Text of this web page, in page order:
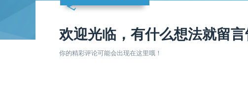
欢迎光临，有什么想法就留言
你的精彩评论可能会出现在这里哦！